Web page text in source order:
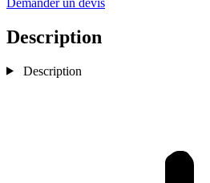
Description
Description